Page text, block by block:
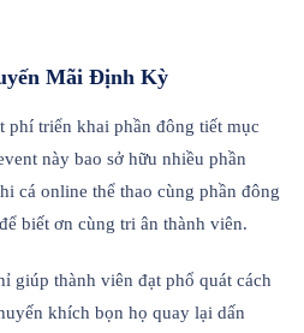
Mãi Định Kỳ
phí triển khai phần đông tiết mục
này bao sở hữu nhiều phần
cá online thể thao cùng phần đông
biết ơn cùng tri ân thành viên.
giúp thành viên đạt phổ quát cách
khích bọn họ quay lại dấn